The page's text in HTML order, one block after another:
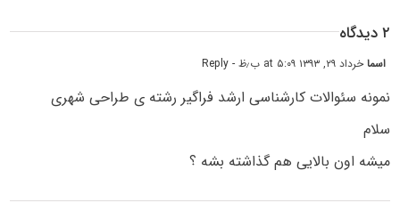
۲ دیدگاه
اسماخرداد ۲۹, ۱۳۹۳ at ۵:۰۹ ب٫ظ - Reply
نمونه سئوالات کارشناسی ارشد فراگیر رشته ی طراحی شهری
سلام
میشه اون بالایی هم گذاشته بشه ؟